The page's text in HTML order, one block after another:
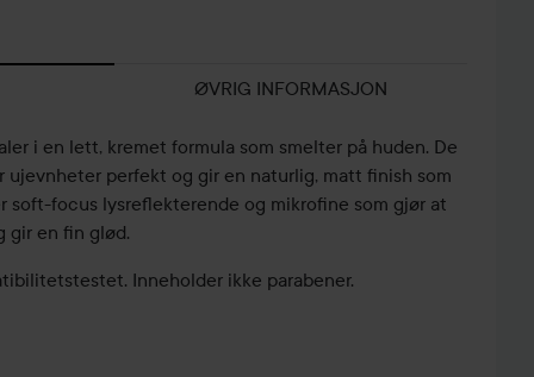
ØVRIG INFORMASJON
i en lett, kremet formula som smelter på huden. De
ujevnheter perfekt og gir en naturlig, matt finish som
soft-focus lysreflekterende og mikrofine som gjør at
en fin glød.
Inneholder ikke parabener.